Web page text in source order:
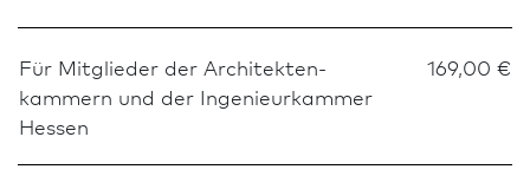
Für Mitglieder der Architekten­
kammern und der Ingenieurkammer
Hessen
169,00 €